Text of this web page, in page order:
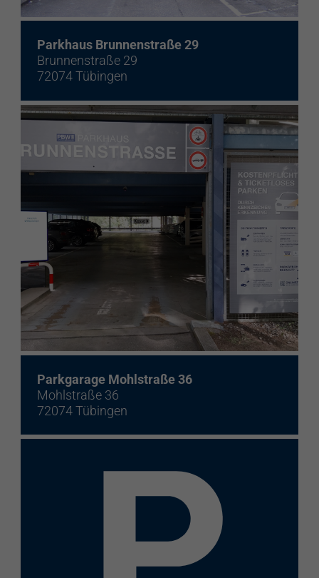
Parkhaus Brunnenstraße 29
Brunnenstraße 29
72074 Tübingen
Parkgarage Mohlstraße 36
Mohlstraße 36
72074 Tübingen